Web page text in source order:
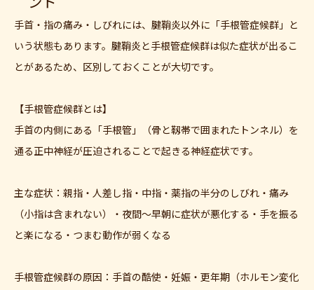
手首・指の痛み・しびれには、腱鞘炎以外に「手根管症候群」と
いう状態もあります。腱鞘炎と手根管症候群は似た症状が出るこ
とがあるため、区別しておくことが大切です。
【手根管症候群とは】
手首の内側にある「手根管」（骨と靱帯で囲まれたトンネル）を
通る正中神経が圧迫されることで起きる神経症状です。
主な症状：親指・人差し指・中指・薬指の半分のしびれ・痛み
（小指は含まれない）・夜間〜早朝に症状が悪化する・手を振る
と楽になる・つまむ動作が弱くなる
手根管症候群の原因：手首の酷使・妊娠・更年期（ホルモン変化